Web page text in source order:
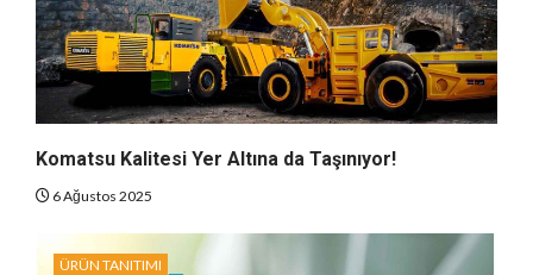
Komatsu Kalitesi Yer Altına da Taşınıyor!
6 Ağustos 2025
ÜRÜN TANITIMI